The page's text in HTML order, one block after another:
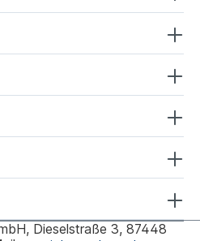
Dieselstraße 3, 87448